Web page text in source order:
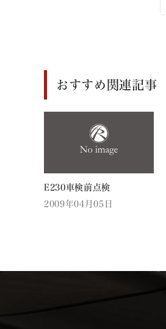
おすすめ関連記事
E230車検前点検
2009年04月05日